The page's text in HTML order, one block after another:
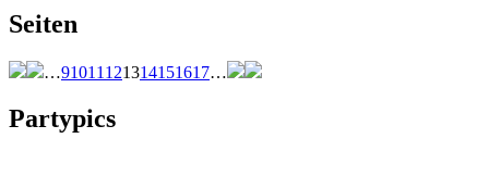
Seiten
…91011 121314151617…
Partypics